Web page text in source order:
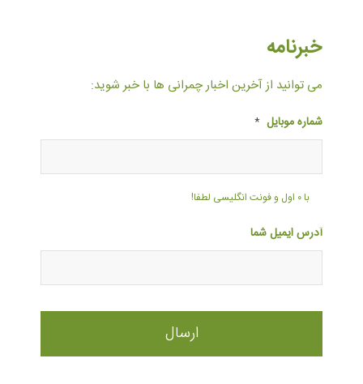
خبرنامه
می توانید از آخرین اخبار چمرانی ها با خبر شوید:
شماره موبایل *
با ۰ اول و فونت انگلیسی لطفا!
آدرس ایمیل شما